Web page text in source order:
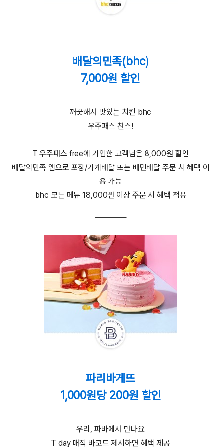
배달의민족(bhc)
7,000원 할인
깨끗해서 맛있는 치킨 bhc
우주패스 찬스!
T 우주패스 free에 가입한 고객님은 8,000원 할인
배달의민족 앱으로 포장/가게배달 또는 배민배달 주문 시 혜택 이
용 가능
bhc 모든 메뉴 18,000원 이상 주문 시 혜택 적용
파리바게뜨
1,000원당 200원 할인
우리, 파바에서 만나요
T day 매직 바코드 제시하면 혜택 제공